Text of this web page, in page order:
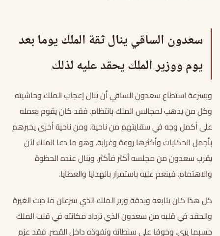
سعدون الساقي ينال ثقة الملك يوما بعد
يوم ووزير الملك يحقد عليه لذلك
وبسرعة استطاع سعدون الساقي أن ينال إعجاب الملك وحاشيته
وكل من يذهب لمجالس الملك بانتظام. فقد كان يقوم بعمله
على أكمل وجه في سقايتهم من ناحية. ومن ناحية أخرى يخبرهم
بأجمل الحكايات وأكثرها روعة وغرابة. وهو ما دعا الملك لأن
يقرب سعدون من مجلسه أكثر فأكثر. وينال عنده الحظوة
والاهتمام. فينعم عليه باستمرار بالهدايا والعطايا.
كل هذا كان يتابعه وبدقة وزير الملك الذي سرعان ما دبت الغيرة
والحقد في قلبه من سعدون الذي تزداد مكانته في قلب الملك
حسبما يرى. وخوفا على سلطاته ونفوذه داخل القصر. فقد عزم